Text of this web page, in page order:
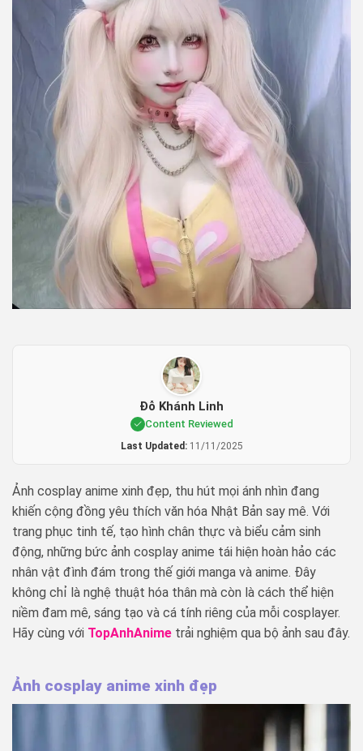
Đỗ Khánh Linh
Content Reviewed
Last Updated:11/11/2025
Ảnh cosplay anime xinh đẹp, thu hút mọi ánh nhìn đang
khiến cộng đồng yêu thích văn hóa Nhật Bản say mê. Với
trang phục tinh tế, tạo hình chân thực và biểu cảm sinh
động, những bức ảnh cosplay anime tái hiện hoàn hảo các
nhân vật đình đám trong thế giới manga và anime. Đây
không chỉ là nghệ thuật hóa thân mà còn là cách thể hiện
niềm đam mê, sáng tạo và cá tính riêng của mỗi cosplayer.
Hãy cùng với TopAnhAnime trải nghiệm qua bộ ảnh sau đây.
Ảnh cosplay anime xinh đẹp